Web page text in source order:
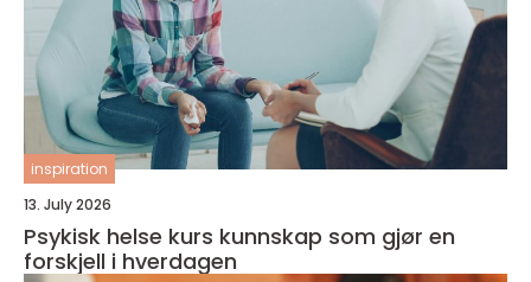
inspiration
13. July 2026
Psykisk helse kurs kunnskap som gjør en
forskjell i hverdagen